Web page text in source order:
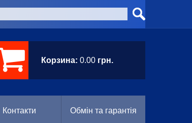
Корзина: 0.00 грн.
Контакти Обмін та гарантія